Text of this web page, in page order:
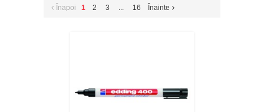
Înapoi 1 2 3 ... 16 Înainte